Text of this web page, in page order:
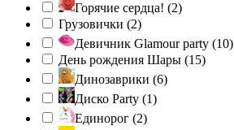
Горячие сердца! (2)
Грузовички (2)
Девичник Glamour party (10)
День рождения Шары (15)
Динозаврики (6)
Диско Party (1)
Единорог (2)